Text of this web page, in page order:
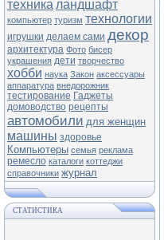
техника ландшафт
компьютер туризм технологии
игрушки делаем сами декор
архитектура Фото бисер
украшения дети творчество
хобби наука Закон аксессуары
аппаратура внедорожник
тестирование Гаджеты
домоводство рецепты
автомобили для женщин
машины здоровье
Компьютеры семья реклама
ремесло каталоги коттеджи
справочники журнал
СТАТИСТИКА